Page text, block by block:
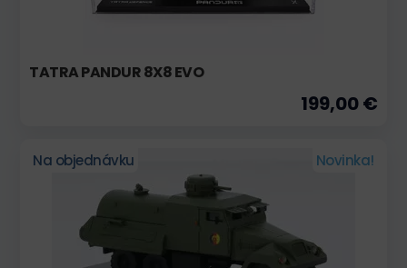
TATRA PANDUR 8X8 EVO
199,00 €
Na objednávku Novinka!